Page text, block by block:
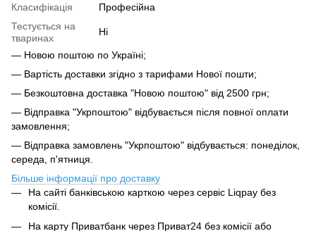
Класифікація
Професійна
Тестується на
тваринах
Ні
— Новою поштою по Україні;
— Вартість доставки згідно з тарифами Нової пошти;
— Безкоштовна доставка "Новою поштою" від 2500 грн;
— Відправка "Укрпоштою" відбувається після повної оплати
замовлення;
— Відправка замовлень "Укрпоштою" відбувається: понеділок,
середа, п'ятниця.
Більше інформації про доставку
На сайті банківською карткою через сервіс Liqpay без
комісії.
На карту Приватбанк через Приват24 без комісії або